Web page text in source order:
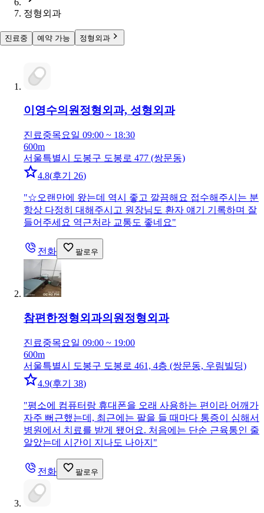
정형외과
진료중 예약 가능 정형외과
이영수의원정형외과, 성형외과
진료중목요일 09:00 ~ 18:30
600m
서울특별시 도봉구 도봉로 477 (쌍문동)
4.8(후기 26)
"☆오랜만에 왔는데 역시 좋고 깔끔해요 접수해주시는 분
항상 다정히 대해주시고 원장님도 환자 얘기 기록하며 잘
들어주세요 역근처라 교통도 좋네요"
전화 팔로우
참편한정형외과의원 정형외과
진료중목요일 09:00 ~ 19:00
600m
서울특별시 도봉구 도봉로 461, 4층 (쌍문동, 우림빌딩)
4.9(후기 38)
"평소에 컴퓨터랑 휴대폰을 오래 사용하는 편이라 어깨가
자주 뻐근했는데, 최근에는 팔을 들 때마다 통증이 심해서
병원에서 치료를 받게 됐어요. 처음에는 단순 근육통인 줄
알았는데 시간이 지나도 나아지 "
전화 팔로우